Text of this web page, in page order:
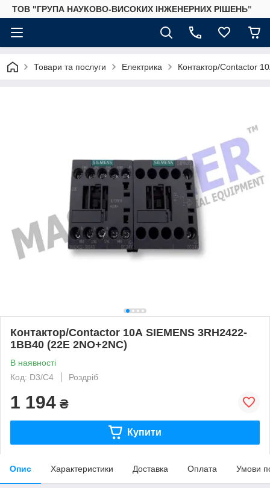
ТОВ "ГРУПА НАУКОВО-ВИСОКИХ ІНЖЕНЕРНИХ РІШЕНЬ"
Товари та послуги Електрика Контактор/Contactor
Контактор/Contactor 10А SIEMENS 3RH2422-
1BB40 (22E 2NO+2NC)
В наявності
Код: D3/C4
Роздріб
1 194 ₴
Купити
Опис Характеристики Доставка Оплата Умови